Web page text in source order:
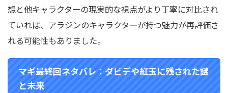
想と他キャラクターの現実的な視点がより丁寧に対比され
ていれば、アラジンのキャラクターが持つ魅力が再評価さ
れる可能性もありました。
マギ最終回ネタバレ：ダビデや紅玉に残された謎
と未来